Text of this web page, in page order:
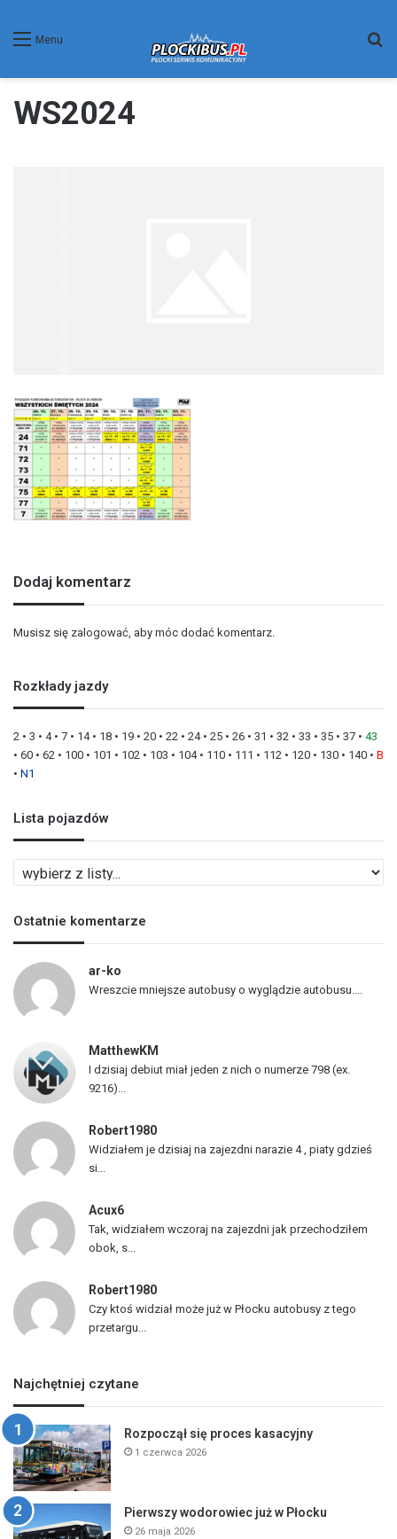
Menu
WS2024
Dodaj komentarz
Musisz się zalogować, aby móc dodać komentarz.
Rozkłady jazdy
2 • 3 • 4• 7 • 14• 18 • 19 • 20 • 22 • 24• 25 • 26 • 31 • 32 • 33 • 35 • 37 • 43
• 60 • 62 • 100 • 101 • 102 • 103 • 104• 110 • 111 • 112 • 120 • 130 • 140 • B
• N1
Lista pojazdów
i
t
a
o
j
w
Ostatnie komentarze
ar-ko
Wreszcie mniejsze autobusy o wyglądzie autobusu....
MatthewKM
I dzisiaj debiut miał jeden z nich o numerze 798 (ex.
9216)...
Robert1980
Widziałem je dzisiaj na zajezdni narazie 4 , piaty gdzieś
si...
Acux6
Tak, widziałem wczoraj na zajezdni jak przechodziłem
obok, s...
Robert1980
Czy ktoś widział może już w Płocku autobusy z tego
przetargu...
Najchętniej czytane
Rozpoczął się proces kasacyjny
1 czerwca 2026
Pierwszy wodorowiec już w Płocku
26 maja 2026